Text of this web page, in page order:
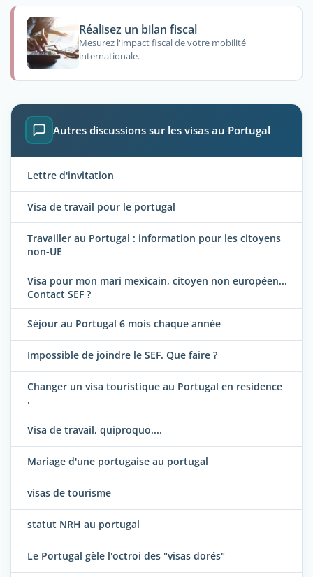
Réalisez un bilan fiscal
Mesurez l'impact fiscal de votre mobilité
internationale.
Autres discussions sur les visas au Portugal
Lettre d'invitation
Visa de travail pour le portugal
Travailler au Portugal : information pour les citoyens
non-UE
Visa pour mon mari mexicain, citoyen non européen...
Contact SEF ?
Séjour au Portugal 6 mois chaque année
Impossible de joindre le SEF. Que faire ?
Changer un visa touristique au Portugal en residence
.
Visa de travail, quiproquo....
Mariage d'une portugaise au portugal
visas de tourisme
statut NRH au portugal
Le Portugal gèle l'octroi des "visas dorés"